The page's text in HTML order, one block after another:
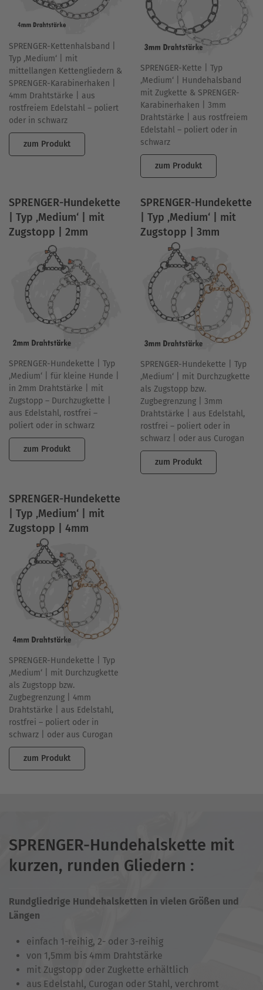
SPRENGER-Kettenhalsband |
Typ ‚Medium‘ | mit
mittellangen Kettengliedern &
SPRENGER-Karabinerhaken |
4mm Drahtstärke | aus
rostfreiem Edelstahl – poliert
oder in schwarz
zum Produkt
SPRENGER-Kette | Typ
‚Medium‘ | Hundehalsband
mit Zugkette & SPRENGER-
Karabinerhaken | 3mm
Drahtstärke | aus rostfreiem
Edelstahl – poliert oder in
schwarz
zum Produkt
SPRENGER-Hundekette
| Typ ‚Medium‘ | mit
Zugstopp | 2mm
SPRENGER-Hundekette | Typ
‚Medium‘ | für kleine Hunde |
in 2mm Drahtstärke | mit
Zugstopp – Durchzugkette |
aus Edelstahl, rostfrei –
poliert oder in schwarz
zum Produkt
SPRENGER-Hundekette
| Typ ‚Medium‘ | mit
Zugstopp | 3mm
SPRENGER-Hundekette | Typ
‚Medium‘ | mit Durchzugkette
als Zugstopp bzw.
Zugbegrenzung | 3mm
Drahtstärke | aus Edelstahl,
rostfrei – poliert oder in
schwarz | oder aus Curogan
zum Produkt
SPRENGER-Hundekette
| Typ ‚Medium‘ | mit
Zugstopp | 4mm
SPRENGER-Hundekette | Typ
‚Medium‘ | mit Durchzugkette
als Zugstopp bzw.
Zugbegrenzung | 4mm
Drahtstärke | aus Edelstahl,
rostfrei – poliert oder in
schwarz | oder aus Curogan
zum Produkt
SPRENGER-Hundehalskette mit
kurzen, runden Gliedern :
Rundgliedrige Hundehalsketten in vielen Größen und
Längen
einfach 1-reihig, 2- oder 3-reihig
von 1,5mm bis 4mm Drahtstärke
mit Zugstopp oder Zugkette erhältlich
aus Edelstahl, Curogan oder Stahl, verchromt